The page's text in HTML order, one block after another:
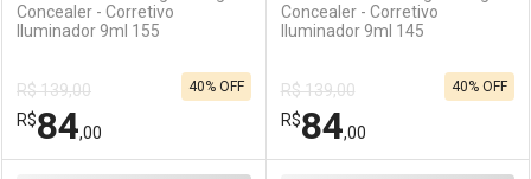
Concealer - Corretivo
Iluminador 9ml 155
R$ 139,00
R$84,00
40% OFF
Concealer - Corretivo
Iluminador 9ml 145
R$ 139,00
R$84,00
40% OFF